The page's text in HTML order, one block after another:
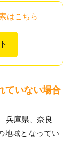
はこちら
ていない場合
兵庫県、奈良
地域となってい